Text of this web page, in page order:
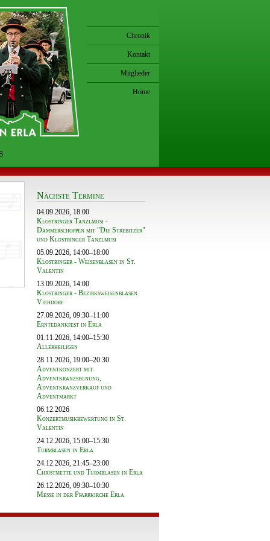
Chronik
Kontakt
Mitglieder
Home
Nächste Termine
04.09.2026, 18:00
Klostringer Tanzlmusi -
Dämmerschoppen mit "Die Strebitzer"
und Klostringer Tanzlmusi
05.09.2026, 14:00–18:00
Klostringer - Weisenblasen in St.
Valentin
13.09.2026, 14:00
Klostringer - Bezirksweisenblasen
Viehdorf
27.09.2026, 09:30–11:00
Erntedankfest in Erla
01.11.2026, 14:00–15:30
Allerheiligen
28.11.2026, 19:00–20:30
Adventkonzert mit
Adventkranzsegnung,
Adventkranzverkauf und
Adventmarkt
06.12.2026
Konzertmusikbewertung in St.
Valentin
24.12.2026, 15:00–15:30
Turmblasen in Erla
24.12.2026, 21:45–23:00
Christmette und Turmblasen in Erla
26.12.2026, 09:30–10:30
Messe in der Pfarrkirche Erla